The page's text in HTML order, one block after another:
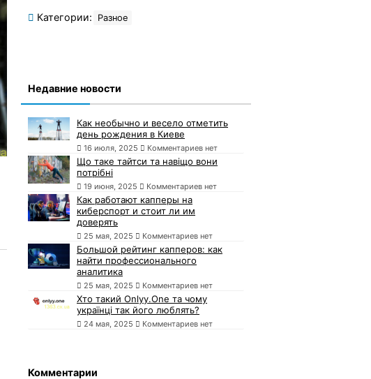
Категории: Разное
Недавние новости
Как необычно и весело отметить
день рождения в Киеве
16 июля, 2025 Комментариев нет
Що таке тайтси та навіщо вони
потрібні
19 июня, 2025 Комментариев нет
Как работают капперы на
киберспорт и стоит ли им
доверять
25 мая, 2025 Комментариев нет
Большой рейтинг капперов: как
найти профессионального
аналитика
25 мая, 2025 Комментариев нет
Хто такий Onlyy.One та чому
українці так його люблять?
24 мая, 2025 Комментариев нет
Комментарии